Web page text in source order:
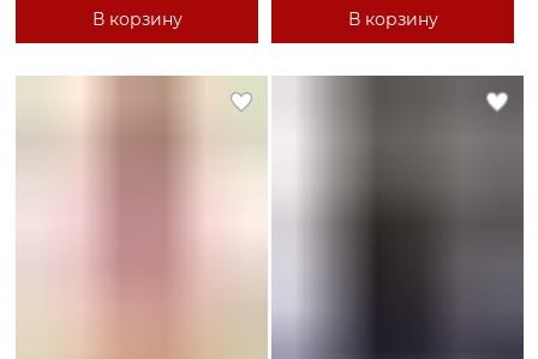
В корзину В корзину